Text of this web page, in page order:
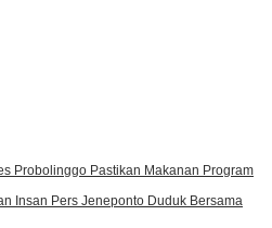
Probolinggo Pastikan Makanan Program
Insan Pers Jeneponto Duduk Bersama